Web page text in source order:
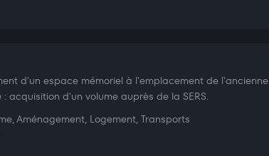
d'un espace mémoriel à l'emplacement de l'ancienne
acquisition d'un volume auprès de la SERS.
Aménagement, Logement, Transports